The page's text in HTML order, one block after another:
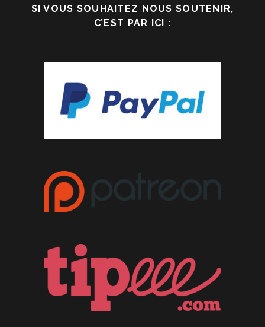
SI VOUS SOUHAITEZ NOUS SOUTENIR,
C’EST PAR ICI :